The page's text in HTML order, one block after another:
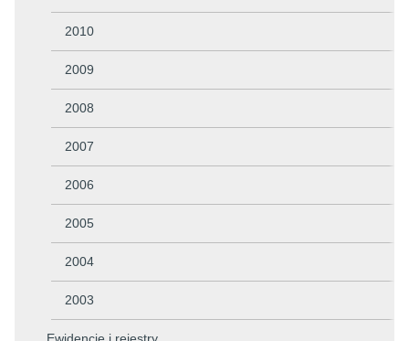
2010
2009
2008
2007
2006
2005
2004
2003